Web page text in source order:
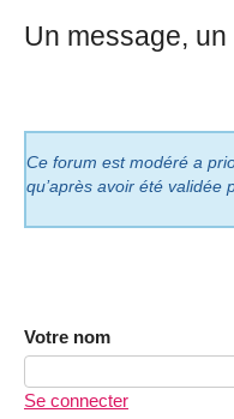
Un message,
Ce forum est modéré a
qu’après avoir été validée
Votre nom
Se connecter